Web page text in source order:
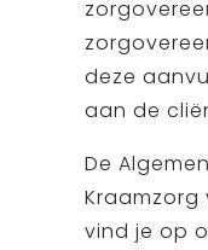
deze
aan de
De
Kraamzorg
vind je op